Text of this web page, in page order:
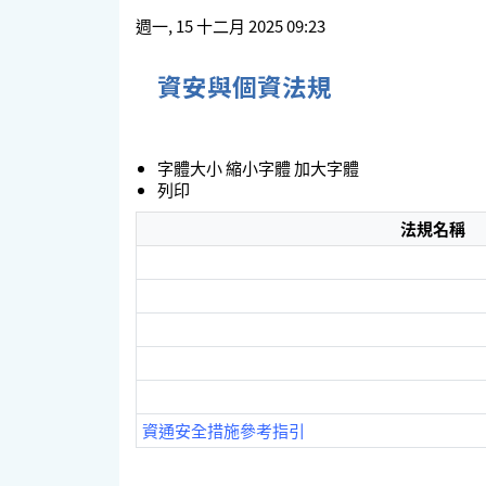
週一, 15 十二月 2025 09:23
資安與個資法規
字體大小縮小字體加大字體
列印
法規名稱
資通安全措施參考指引